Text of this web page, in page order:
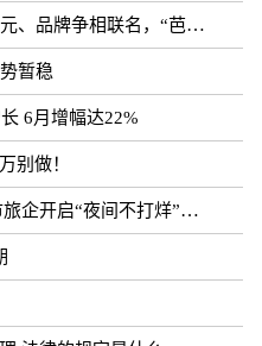
相联名，“芭比”IP第二春来临？
暂稳
6月增幅达22%
别做！
开启“夜间不打烊”模式